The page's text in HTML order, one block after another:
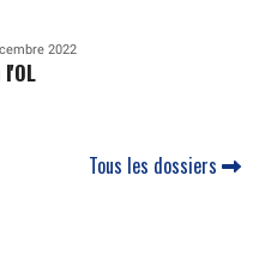
2022
Tous les dossiers